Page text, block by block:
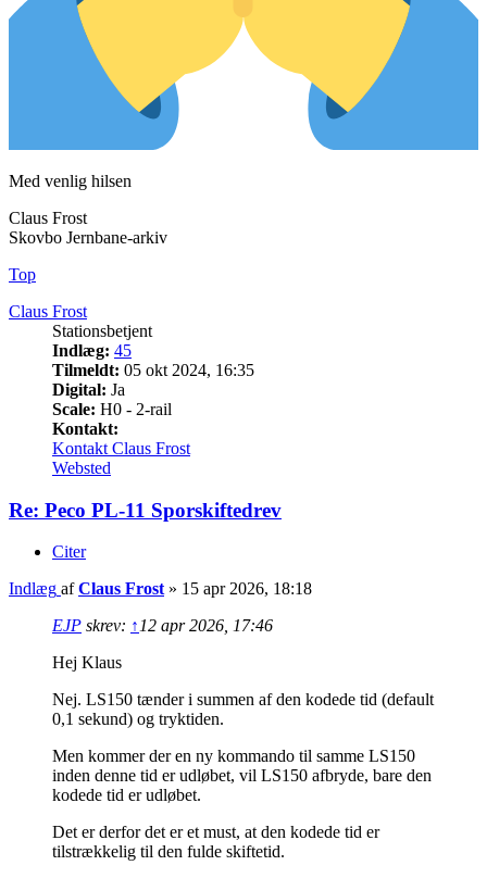
Med venlig hilsen
Claus Frost
Skovbo Jernbane-arkiv
Top
Claus Frost
Stationsbetjent
Indlæg: 45
Tilmeldt: 05 okt 2024, 16:35
Digital: Ja
Scale: H0 - 2-rail
Kontakt:
Kontakt Claus Frost
Websted
Re: Peco PL-11 Sporskiftedrev
Citer
Indlæg afClaus Frost » 15 apr 2026, 18:18
EJP skrev: ↑ 12 apr 2026, 17:46
Hej Klaus
Nej. LS150 tænder i summen af den kodede tid (default
0,1 sekund) og tryktiden.
Men kommer der en ny kommando til samme LS150
inden denne tid er udløbet, vil LS150 afbryde, bare den
kodede tid er udløbet.
Det er derfor det er et must, at den kodede tid er
tilstrækkelig til den fulde skiftetid.